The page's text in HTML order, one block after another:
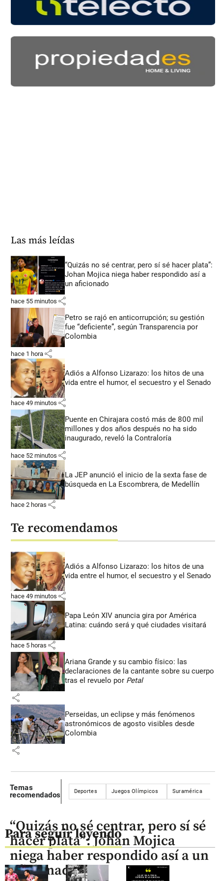
Las más leídas
“Quizás no sé centrar, pero sí sé hacer plata”:
Johan Mojica niega haber respondido así a
un aficionado
hace 55 minutos share
Petro se rajó en anticorrupción; su gestión
fue “deficiente”, según Transparencia por
Colombia
hace 1 hora share
Adiós a Alfonso Lizarazo: los hitos de una
vida entre el humor, el secuestro y el Senado
hace 49 minutos share
Puente en Chirajara costó más de 800 mil
millones y dos años después no ha sido
inaugurado, reveló la Contraloría
hace 52 minutos share
La JEP anunció el inicio de la sexta fase de
búsqueda en La Escombrera, de Medellín
hace 2 horas share
Te recomendamos
Adiós a Alfonso Lizarazo: los hitos de una
vida entre el humor, el secuestro y el Senado
hace 49 minutos share
Papa León XIV anuncia gira por América
Latina: cuándo será y qué ciudades visitará
hace 5 horas share
Ariana Grande y su cambio físico: las
declaraciones de la cantante sobre su cuerpo
tras el revuelo por Petal
share
Perseidas, un eclipse y más fenómenos
astronómicos de agosto visibles desde
Colombia
share
Temas
recomendados
Deportes Juegos Olímpicos Suramérica
Para seguir leyendo
“Quizás no sé centrar, pero sí sé
hacer plata”: Johan Mojica
niega haber respondido así a un
aficionado